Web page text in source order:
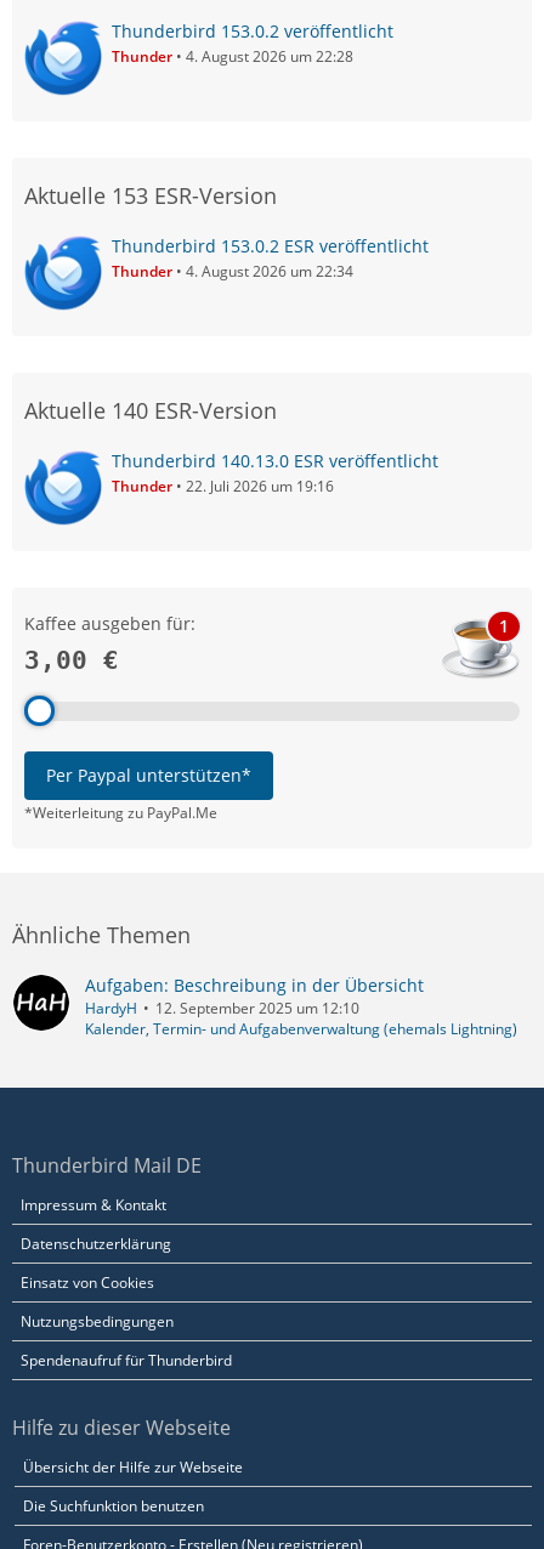
Thunderbird 153.0.2 veröffentlicht
Thunder 4. August 2026 um 22:28
Aktuelle 153 ESR-Version
Thunderbird 153.0.2 ESR veröffentlicht
Thunder 4. August 2026 um 22:34
Aktuelle 140 ESR-Version
Thunderbird 140.13.0 ESR veröffentlicht
Thunder 22. Juli 2026 um 19:16
Kaffee ausgeben für:
3,00 €
1
Per Paypal unterstützen*
*Weiterleitung zu PayPal.Me
Ähnliche Themen
Aufgaben: Beschreibung in der Übersicht
HardyH
12. September 2025 um 12:10
Kalender, Termin- und Aufgabenverwaltung (ehemals Lightning)
Thunderbird Mail DE
Impressum & Kontakt
Datenschutzerklärung
Einsatz von Cookies
Nutzungsbedingungen
Spendenaufruf für Thunderbird
Hilfe zu dieser Webseite
Übersicht der Hilfe zur Webseite
Die Suchfunktion benutzen
Foren-Benutzerkonto - Erstellen (Neu registrieren)